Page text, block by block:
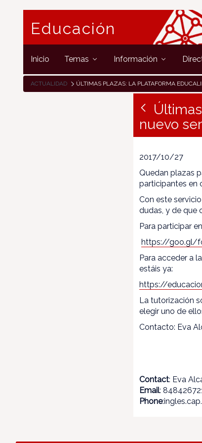
Educación
Inicio Temas Información
ACTUALIDAD ÚLTIMAS PLAZAS: LA PLATAFORMA EDUCALINGUA OFRECE UN NUEVO SERVICIO:
nuevo
2017/10/27
Quedan plazas
participantes en
Con este
dudas, y de que
Para participar
https://goo.gl/
Para acceder a
estáis ya:
https://
La tutorización
elegir uno de
Contacto: Eva
Contact: Eva
Email:
Phone